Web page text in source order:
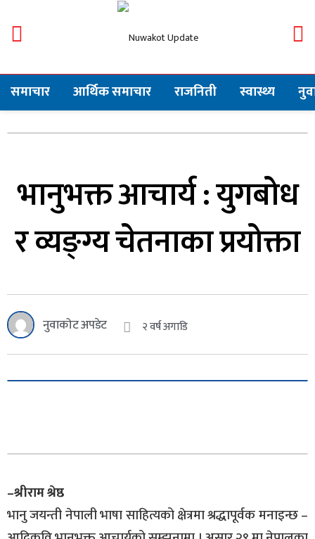
समाचार आर्थिक समाचार राजनिती स्वास्थ्य
भानुभक्त आचार्य : युगबोध
र व्यङ्ग्य चेतनाका प्रयोक्ता
नुवाकोट अपडेट २ वर्ष अगाडि
–श्रीराम श्रेष्ठ
भानु जयन्ती नेपाली भाषा साहित्यको क्षेत्रमा श्रद्धापूर्वक मनाइन्छ –